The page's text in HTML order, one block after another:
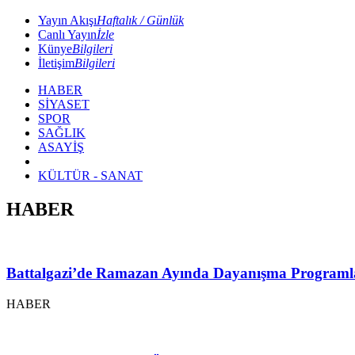
Yayın AkışıHaftalık / Günlük
Canlı Yayınİzle
KünyeBilgileri
İletişimBilgileri
HABER
SİYASET
SPOR
SAĞLIK
ASAYİŞ
KÜLTÜR - SANAT
HABER
Battalgazi’de Ramazan Ayında Dayanışma
HABER